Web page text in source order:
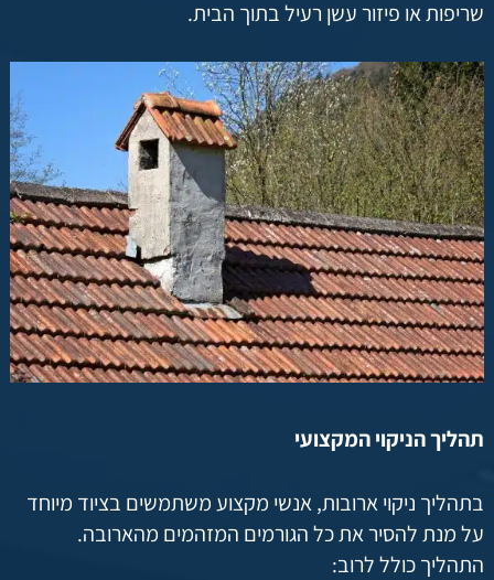
שריפות או פיזור עשן רעיל בתוך הבית.
תהליך הניקוי המקצועי
בתהליך ניקוי ארובות, אנשי מקצוע משתמשים בציוד מיוחד
על מנת להסיר את כל הגורמים המזהמים מהארובה.
התהליך כולל לרוב: